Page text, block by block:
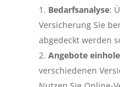
Bedarfsanalyse:
Versicherung Sie
abgedeckt werden
Angebote
verschiedenen